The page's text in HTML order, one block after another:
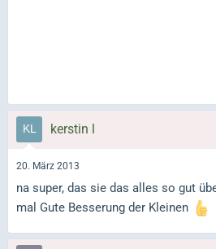
kerstin l
20. März 2013
na super, das sie das alles so gut
mal Gute Besserung der Kleinen